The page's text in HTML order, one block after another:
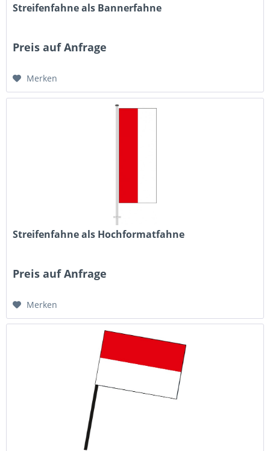
Streifenfahne als Bannerfahne
Preis auf Anfrage
Merken
Streifenfahne als Hochformatfahne
Preis auf Anfrage
Merken